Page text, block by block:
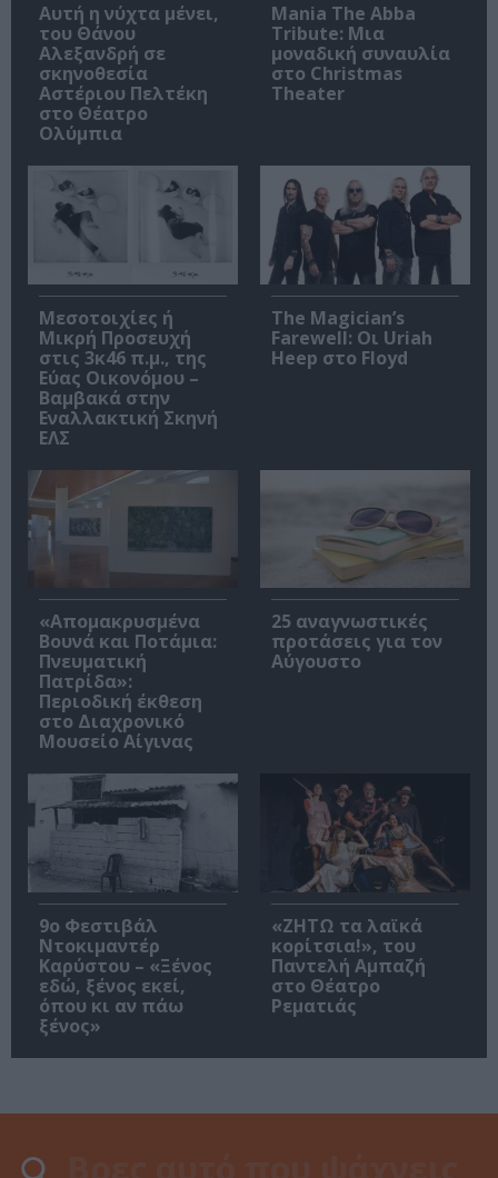
Αυτή η νύχτα μένει,
του Θάνου
Αλεξανδρή σε
σκηνοθεσία
Αστέριου Πελτέκη
στο Θέατρο
Ολύμπια
Mania The Abba
Tribute: Μια
μοναδική συναυλία
στο Christmas
Theater
Μεσοτοιχίες ή
Μικρή Προσευχή
στις 3κ46 π.μ., της
Εύας Οικονόμου –
Βαμβακά στην
Εναλλακτική Σκηνή
ΕΛΣ
The Magician’s
Farewell: Οι Uriah
Heep στο Floyd
«Απομακρυσμένα
Βουνά και Ποτάμια:
Πνευματική
Πατρίδα»:
Περιοδική έκθεση
στο Διαχρονικό
Μουσείο Αίγινας
25 αναγνωστικές
προτάσεις για τον
Αύγουστο
9ο Φεστιβάλ
Ντοκιμαντέρ
Καρύστου – «Ξένος
εδώ, ξένος εκεί,
όπου κι αν πάω
ξένος»
«ΖΗΤΩ τα λαϊκά
κορίτσια!», του
Παντελή Αμπαζή
στο Θέατρο
Ρεματιάς